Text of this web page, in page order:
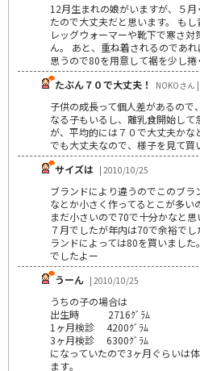
12月生まれの娘がいますが、５
たので大丈夫だと思います。 も
レッグウォーマーや靴下で寒さ
ん。 あと、重ね着されるのであ
思うので80を用意して裾を少し捲
たぶん７０で大丈夫！
NOKOさん
子供の成長って個人差があるので
なる子もいるし、離乳食開始し
が、平均的には７０で大丈夫かな
でも大丈夫なので、様子を見て買
サイズは | 2010/10/25
ブランドにより違うのでこのブ
なとか小さく作ってるとこが多
まだ小さいので70で十分かなと
７月でしたが年内は70で余裕で
ランドによっては80を買いまし
でしたよー
うーん | 2010/10/25
うちの子の場合は
出生時 2716ｸﾞﾗﾑ
1ヶ月検診 4200ｸﾞﾗﾑ
3ヶ月検診 6300ｸﾞﾗﾑ
になっていたので3ヶ月ぐらいは
ます｡